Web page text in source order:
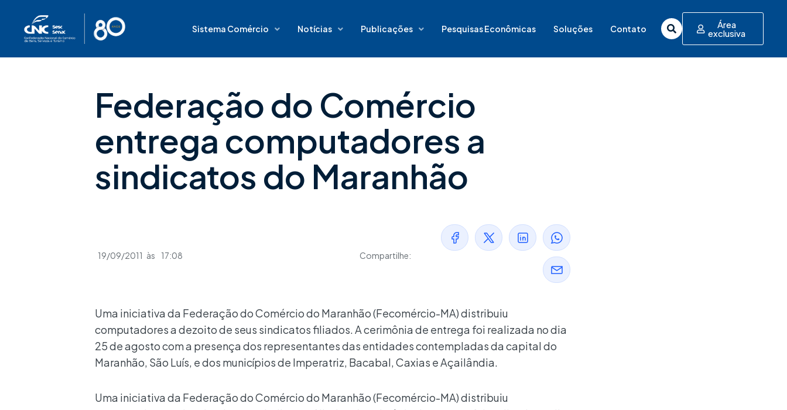
Sistema Comércio Notícias Publicações Pesquisas Econômicas Soluções Contato Área
exclusiva
Federação do Comércio
entrega computadores a
sindicatos do Maranhão
19/09/2011 às 17:08 Compartilhe:
Uma iniciativa da Federação do Comércio do Maranhão (Fecomércio-MA) distribuiu
computadores a dezoito de seus sindicatos filiados. A cerimônia de entrega foi realizada no dia
25 de agosto com a presença dos representantes das entidades contempladas da capital do
Maranhão, São Luís, e dos municípios de Imperatriz, Bacabal, Caxias e Açailândia.
Uma iniciativa da Federação do Comércio do Maranhão (Fecomércio-MA) distribuiu